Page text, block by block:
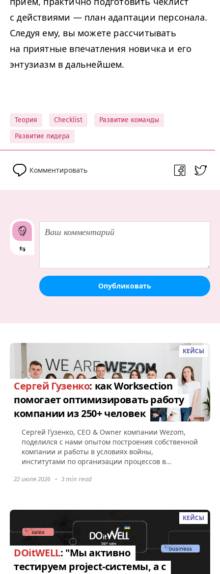
с действиями — план адаптации персонала.
Следуя ему, вы можете рассчитывать
на приятные впечатления новичка и его
энтузиазм в дальнейшем.
Теория Сhecklist
Развитие команды
Развитие лидера
Комментировать
⇆
Опубликовать
КЕЙСЫ
Сергей Гузенко: как Worksection
помогает оптимизировать работу
компании из 250+ человек
Сергей Гузенко, СEO & Owner компании Wezom,
поделился с нами опытом построения собственной
компании и работы в условиях войны,
институтами по организации процессов в
22 июля 2026 • 3 min read
КЕЙСЫ
DOitWELL: "Мы активно
тестируем project-системы, а с